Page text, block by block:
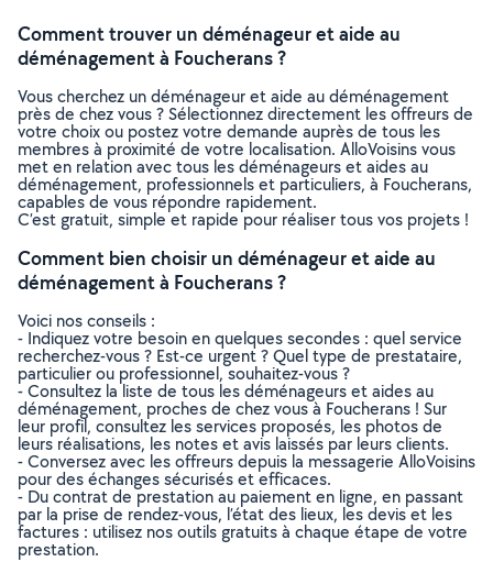
Comment trouver un déménageur et aide au
déménagement à Foucherans ?
Vous cherchez un déménageur et aide au déménagement
près de chez vous ? Sélectionnez directement les offreurs de
votre choix ou postez votre demande auprès de tous les
membres à proximité de votre localisation. AlloVoisins vous
met en relation avec tous les déménageurs et aides au
déménagement, professionnels et particuliers, à Foucherans,
capables de vous répondre rapidement.
C’est gratuit, simple et rapide pour réaliser tous vos projets !
Comment bien choisir un déménageur et aide au
déménagement à Foucherans ?
Voici nos conseils :
- Indiquez votre besoin en quelques secondes : quel service
recherchez-vous ? Est-ce urgent ? Quel type de prestataire,
particulier ou professionnel, souhaitez-vous ?
- Consultez la liste de tous les déménageurs et aides au
déménagement, proches de chez vous à Foucherans ! Sur
leur profil, consultez les services proposés, les photos de
leurs réalisations, les notes et avis laissés par leurs clients.
- Conversez avec les offreurs depuis la messagerie AlloVoisins
pour des échanges sécurisés et efficaces.
- Du contrat de prestation au paiement en ligne, en passant
par la prise de rendez-vous, l’état des lieux, les devis et les
factures : utilisez nos outils gratuits à chaque étape de votre
prestation.